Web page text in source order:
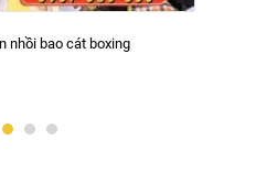
nhồi bao cát boxing